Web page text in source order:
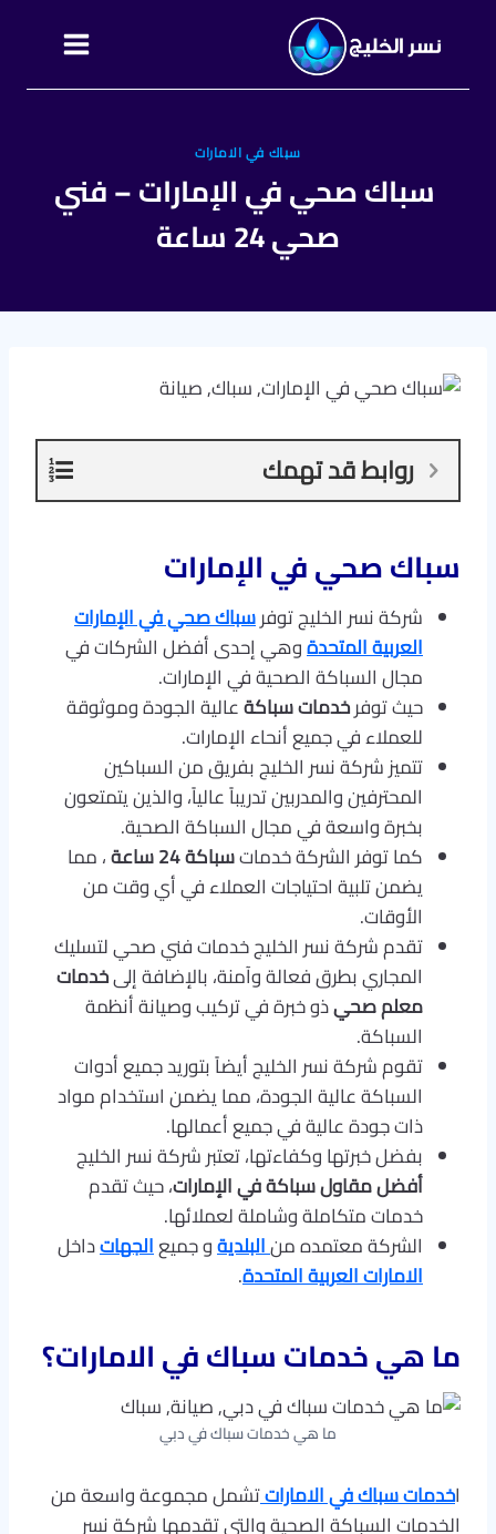
سباك في الامارات
سباك صحي في الإمارات – فني
صحي 24 ساعة
روابط قد تهمك
سباك صحي في الإمارات
شركة نسر الخليج توفرسباك صحي في الإمارات
العربية المتحدةوهي إحدى أفضل الشركات في
مجال السباكة الصحية في الإمارات.
حيث توفرخدمات سباكةعالية الجودة وموثوقة
للعملاء في جميع أنحاء الإمارات.
تتميز شركة نسر الخليج بفريق من السباكين
المحترفين والمدربين تدريباً عالياً، والذين يتمتعون
بخبرة واسعة في مجال السباكة الصحية.
كما توفر الشركة خدماتسباكة 24 ساعة
، مما
يضمن تلبية احتياجات العملاء في أي وقت من
الأوقات.
تقدم شركة نسر الخليج خدمات فني صحي لتسليك
المجاري بطرق فعالة وآمنة، بالإضافة إلىخدمات
معلم صحيذو خبرة في تركيب وصيانة أنظمة
السباكة.
تقوم شركة نسر الخليج أيضاً بتوريد جميع أدوات
السباكة عالية الجودة، مما يضمن استخدام مواد
ذات جودة عالية في جميع أعمالها.
بفضل خبرتها وكفاءتها، تعتبر شركة نسر الخليج
أفضل مقاول سباكة في الإمارات، حيث تقدم
خدمات متكاملة وشاملة لعملائها.
الشركة معتمده منالبلديةو جميعالجهاتداخل
الامارات العربية المتحدة.
ما هي خدمات سباك في الامارات؟
ما هي خدمات سباك في دبي
اخدمات سباك في الاماراتتشمل مجموعة واسعة من
الخدمات السباكة الصحية والتي تقدمها شركة نسر